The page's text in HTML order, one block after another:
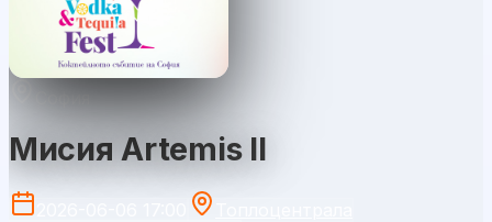
София
Мисия Artemis II